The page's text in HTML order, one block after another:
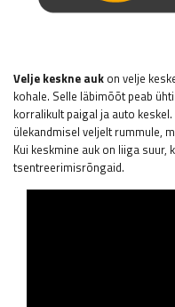
Velje keskne auk on velje
kohale. Selle läbimõõt peab
korralikult paigal ja auto
ülekandmisel veljelt rummule,
Kui keskmine auk on liiga
tsentreerimisrõngaid.